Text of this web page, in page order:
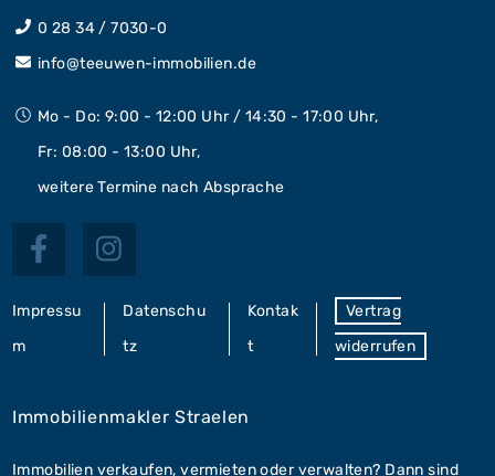
0 28 34 / 7030-0
info@teeuwen-immobilien.de
Mo - Do: 9:00 - 12:00 Uhr / 14:30 - 17:00 Uhr,
Fr: 08:00 - 13:00 Uhr,
weitere Termine nach Absprache
Impressu
m
Datenschu
tz
Kontak
t
Vertrag
widerrufen
Immobilienmakler Straelen
Immobilien verkaufen, vermieten oder verwalten? Dann sind